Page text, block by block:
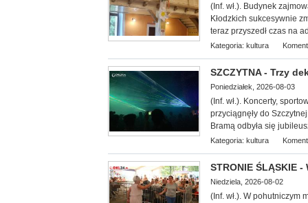
(Inf. wł.). Budynek
Kłodzkich su kcesywnie
teraz przyszedł czas na
Kategoria: kultura
SZCZYTNA - Trzy
Poniedziałek, 2026-08-03
(Inf. wł.). Koncerty,
przyciągnęły do
Bramą odbyła się
Kategoria: kultura
STRONIE ŚLĄSKIE
Niedziela, 2026-08-02
(Inf. wł.). W pohutniczym